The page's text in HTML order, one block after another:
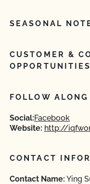
SEASONAL
CUSTOMER &
OPPORTUNITIES
FOLLOW ALONG
Social:Facebook
Website: http://
CONTACT
Contact Name: Ying